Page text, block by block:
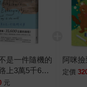
是一件隨機的
上3萬5千6百
尋，在國與界
元
阿咪
定價